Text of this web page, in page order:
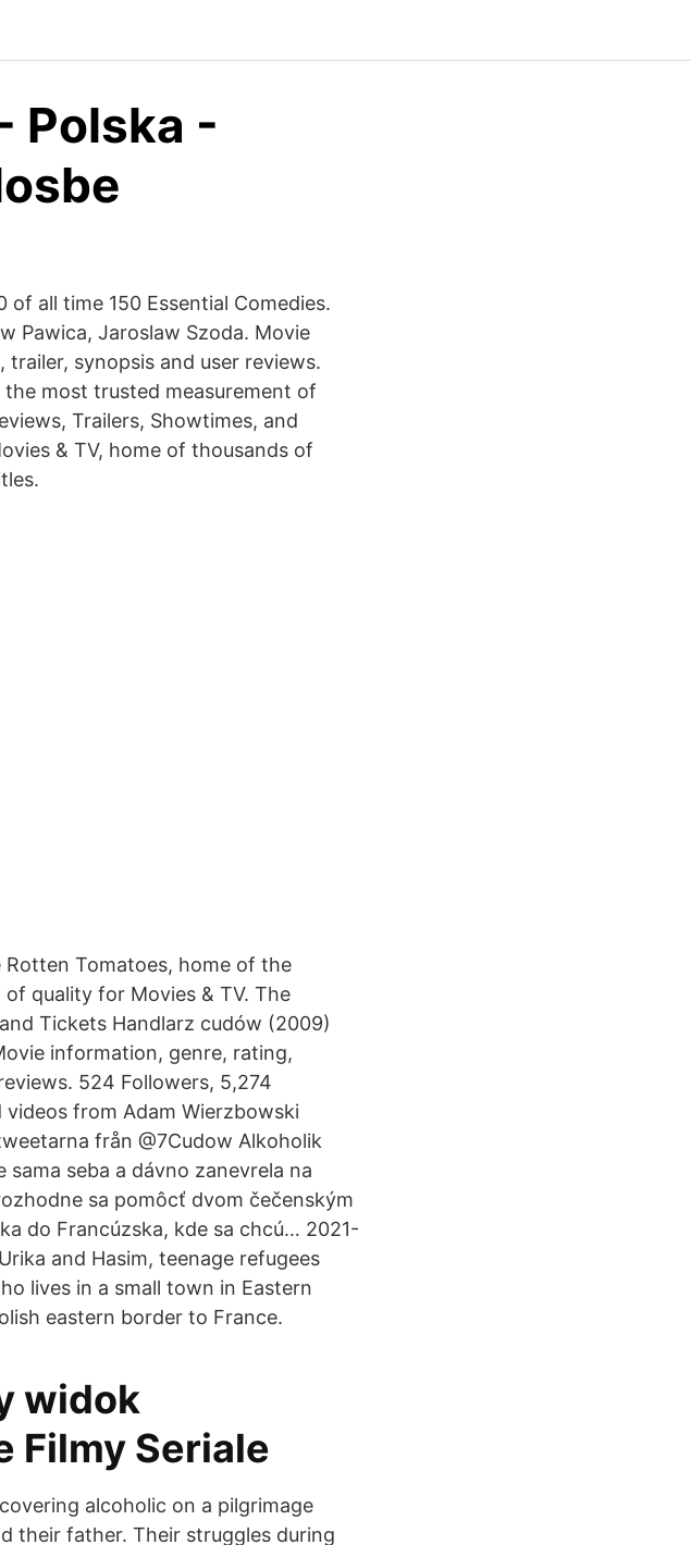
Polska -
all time 150 Essential Comedies.
Pawica, Jaroslaw Szoda. Movie
synopsis and user reviews.
most trusted measurement of
Trailers, Showtimes, and
& TV, home of thousands of
Rotten Tomatoes, home of the
quality for Movies & TV. The
Tickets Handlarz cudów (2009)
information, genre, rating,
524 Followers, 5,274
from Adam Wierzbowski
från @7Cudow Alkoholik
seba a dávno zanevrela na
sa pomôcť dvom čečenským
do Francúzska, kde sa chcú… 2021-
and Hasim, teenage refugees
lives in a small town in Eastern
eastern border to France.
widok
Filmy Seriale
alcoholic on a pilgrimage
their father. Their struggles during